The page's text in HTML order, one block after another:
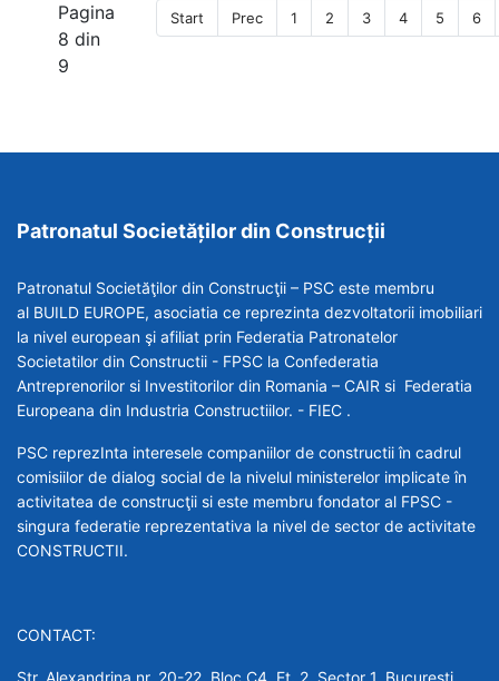
Pagina
8 din
9
Start Prec 1 2 3 4 5 6
Patronatul Societăților din Construcții
Patronatul Societăţilor din Construcţii – PSC este membru
al BUILD EUROPE, asociatia ce reprezinta dezvoltatorii imobiliari
la nivel european şi afiliat prin Federatia Patronatelor
Societatilor din Constructii - FPSC la Confederatia
Antreprenorilor si Investitorilor din Romania – CAIR si Federatia
Europeana din Industria Constructiilor. - FIEC .
PSC reprezInta interesele companiilor de constructii în cadrul
comisiilor de dialog social de la nivelul ministerelor implicate în
activitatea de construcţii si este membru fondator al FPSC -
singura federatie reprezentativa la nivel de sector de activitate
CONSTRUCTII.
CONTACT:
Str. Alexandrina nr. 20-22, Bloc C4, Et. 2, Sector 1, București